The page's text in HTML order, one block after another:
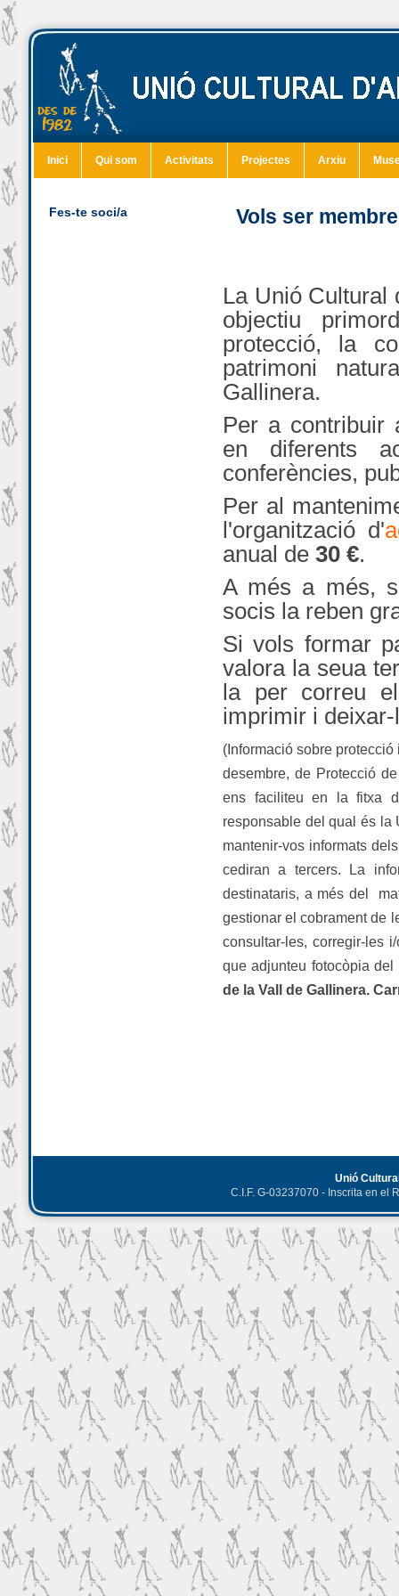
Inici Qui som Activitats Projectes Arxiu
Fes-te soci/a Vols ser
La Unió Cultural
objectiu
protecció, la
patrimoni
Gallinera.
Per a contribuir
en diferents
conferències,
Per al
l'organització d'
anual de 30 €.
A més a més,
socis la reben
Si vols formar
valora la seua
la per correu
imprimir i
(Informació sobre
desembre, de Protecció
ens faciliteu en la fitxa
responsable del qual és la
mantenir-vos informats
cediran a tercers. La
destinataris, a més del
gestionar el cobrament de
consultar-les, corregir-les
que adjunteu fotocòpia
de la Vall de Gallinera.
Unió
C.I.F. G-03237070 - Inscrita en el